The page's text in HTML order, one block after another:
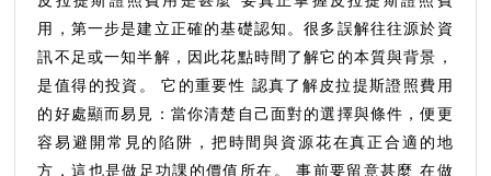
道
的
重
點
用，第一步是建立正確的基礎認知。很多誤解往往源於資
訊不足或一知半解，因此花點時間了解它的本質與背景，
是值得的投資。 它的重要性 認真了解皮拉提斯證照費用
的好處顯而易見：當你清楚自己面對的選擇與條件，便更
容易避開常見的陷阱，把時間與資源花在真正合適的地
方，這也是做足功課的價值所在。 事前要留意甚麼 在做